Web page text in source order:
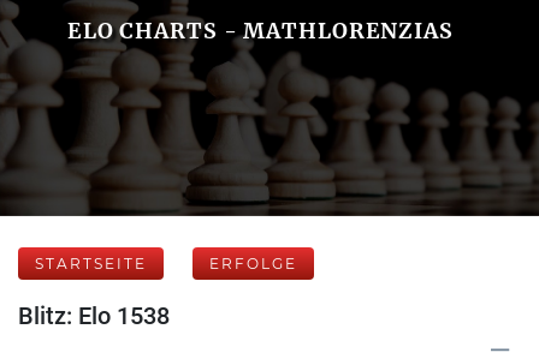
ELO CHARTS - MATHLORENZIAS
STARTSEITE ERFOLGE
Blitz: Elo 1538